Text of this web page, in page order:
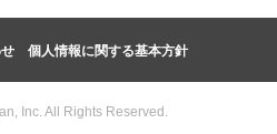
個人情報に関する基本方針
Inc. All Rights Reserved.